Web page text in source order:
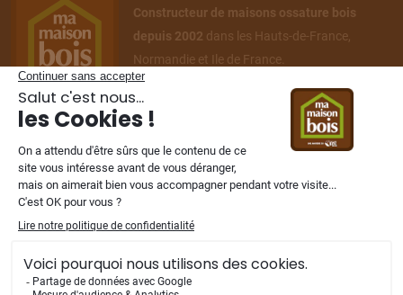
Constructeur de maisons ossature bois
depuis 2002 dans les Hauts-de-France,
Normandie et Ile de France.
NOS FILIALES